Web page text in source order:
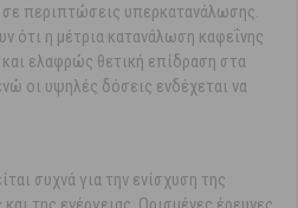
περιπτώσεις υπερκατανάλωσης.
ότι η μέτρια κατανάλωση καφεΐνης
ελαφρώς θετική επίδραση στα
οι υψηλές δόσεις ενδέχεται να
συχνά για την ενίσχυση της